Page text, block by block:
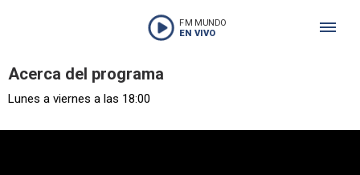
FM MUNDO
EN VIVO
Acerca del programa
Lunes a viernes a las 18:00